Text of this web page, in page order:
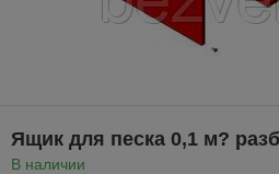
Ящик для песка 0,1 м?
В наличии